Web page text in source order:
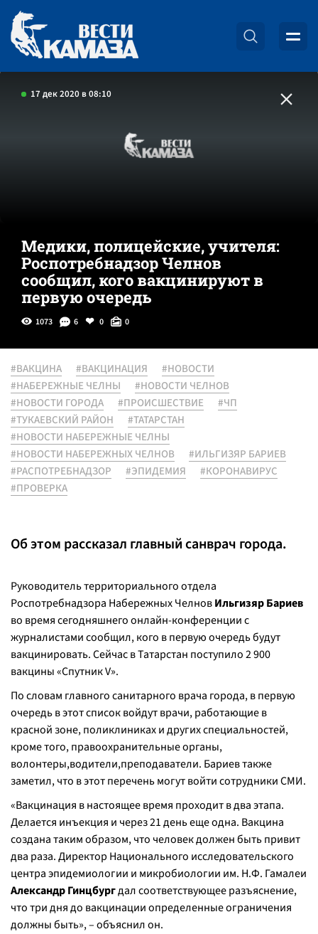
17 дек 2020 в 08:10
Медики, полицейские, учителя:
Роспотребнадзор Челнов
сообщил, кого вакцинируют в
первую очередь
1073 6 0 0
#ВАКЦИНА #ВАКЦИНАЦИЯ
#НОВОСТИ
#НАБЕРЕЖНЫЕ ЧЕЛНЫ
#НОВОСТИ ЧЕЛНОВ
#НОВОСТИ ГОРОДА
#ПРОИСШЕСТВИЕ
#ЧП
#ТУКАЕВСКИЙ РАЙОН
#ТАТАРСТАН
#НОВОСТИ НАБЕРЕЖНЫЕ ЧЕЛНЫ
#НОВОСТИ НАБЕРЕЖНЫХ ЧЕЛНОВ
#ИЛЬГИЗЯР БАРИЕВ
#РАСПОТРЕБНАДЗОР
#ЭПИДЕМИЯ
#КОРОНАВИРУС
#ПРОВЕРКА
Об этом рассказал главный санврач города.
Руководитель территориального отдела
Роспотребнадзора Набережных ЧелновИльгизяр Бариев
во время сегодняшнего онлайн-конференции с
журналистами сообщил, кого в первую очередь будут
вакцинировать. Сейчас в Татарстан поступило 2 900
вакцины «Спутник V».
По словам главного санитарного врача города, в первую
очередь в этот список войдут врачи, работающие в
красной зоне, поликлиниках и других специальностей,
кроме того, правоохранительные органы,
волонтеры,водители,преподаватели. Бариев также
заметил, что в этот перечень могут войти сотрудники СМИ.
«Вакцинация в настоящее время проходит в два этапа.
Делается инъекция и через 21 день еще одна. Вакцина
создана таким образом, что человек должен быть привит
два раза. Директор Национального исследовательского
центра эпидемиологии и микробиологии им. Н.Ф. Гамалеи
Александр Гинцбургдал соответствующее разъяснение,
что три дня до вакцинации определенные ограничения
должны быть», – объяснил он.